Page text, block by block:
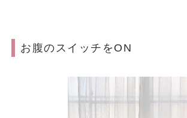
お腹のスイッチをON